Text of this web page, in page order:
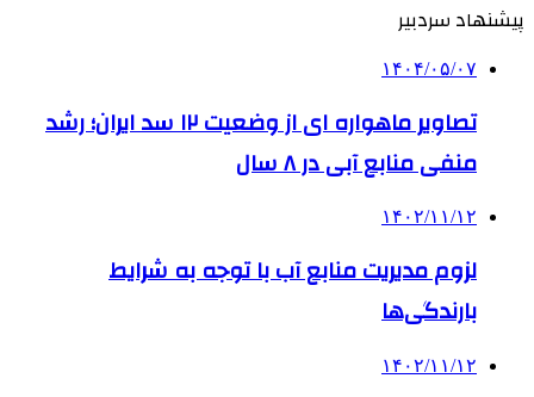
پیشنهاد سردبیر
۱۴۰۴/۰۵/۰۷
تصاویر ماهواره ای از وضعیت ۱۲ سد ایران؛ رشد
منفی منابع آبی در ۸ سال
۱۴۰۲/۱۱/۱۲
لزوم مدیریت منابع آب با توجه به شرایط
بارندگی‌ها
۱۴۰۲/۱۱/۱۲